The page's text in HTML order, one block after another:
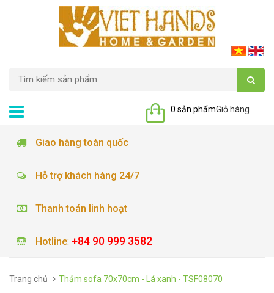
Giỏ hàng
0 sản phẩm
Giao hàng toàn quốc
Hỗ trợ khách hàng 24/7
Thanh toán linh hoạt
Hotline: +84 90 999 3582
Trang chủ Thảm sofa 70x70cm - Lá xanh - TSF08070